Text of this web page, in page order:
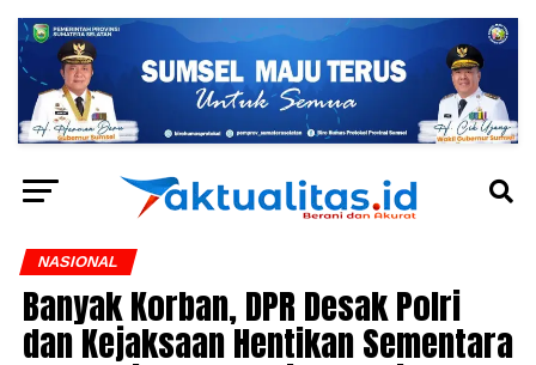
NASIONAL
Banyak Korban, DPR Desak Polri
dan Kejaksaan Hentikan Sementara